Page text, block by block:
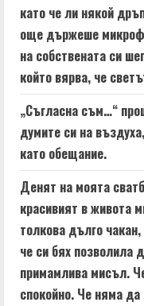
като че ли някой
още държеше
на собствената си
който вярва, че
„Съгласна съм…“
думите си на
като обещание.
Денят на моята
красивият в живота
толкова дълго
че си бях позволила
примамлива мисъл.
спокойно. Че няма